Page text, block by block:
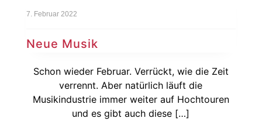
7. Februar 2022
Neue Musik
Schon wieder Februar. Verrückt, wie die Zeit
verrennt. Aber natürlich läuft die
Musikindustrie immer weiter auf Hochtouren
und es gibt auch diese […]